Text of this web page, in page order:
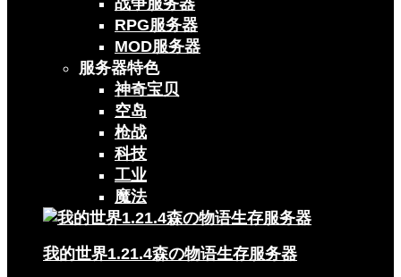
战争服务器
RPG服务器
MOD服务器
服务器特色
神奇宝贝
空岛
枪战
科技
工业
魔法
我的世界1.21.4森の物语生存服务器